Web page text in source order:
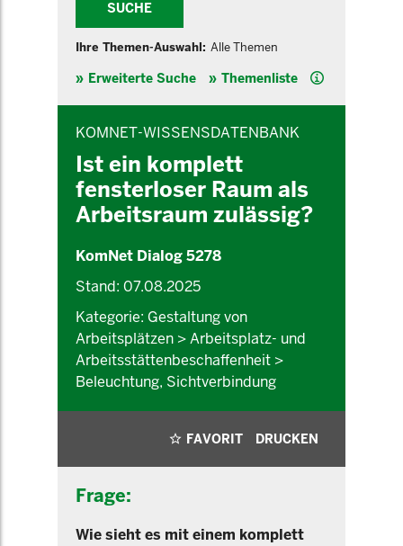
SUCHE
Ihre Themen-Auswahl: Alle Themen
Erweiterte Suche Themenliste Hilfe
KOMNET-WISSENSDATENBANK
Ist ein komplett
fensterloser Raum als
Arbeitsraum zulässig?
KomNet Dialog 5278
Stand: 07.08.2025
Kategorie: Gestaltung von
Arbeitsplätzen > Arbeitsplatz- und
Arbeitsstättenbeschaffenheit >
Beleuchtung, Sichtverbindung
FAVORIT DRUCKEN
Frage:
Wie sieht es mit einem komplett